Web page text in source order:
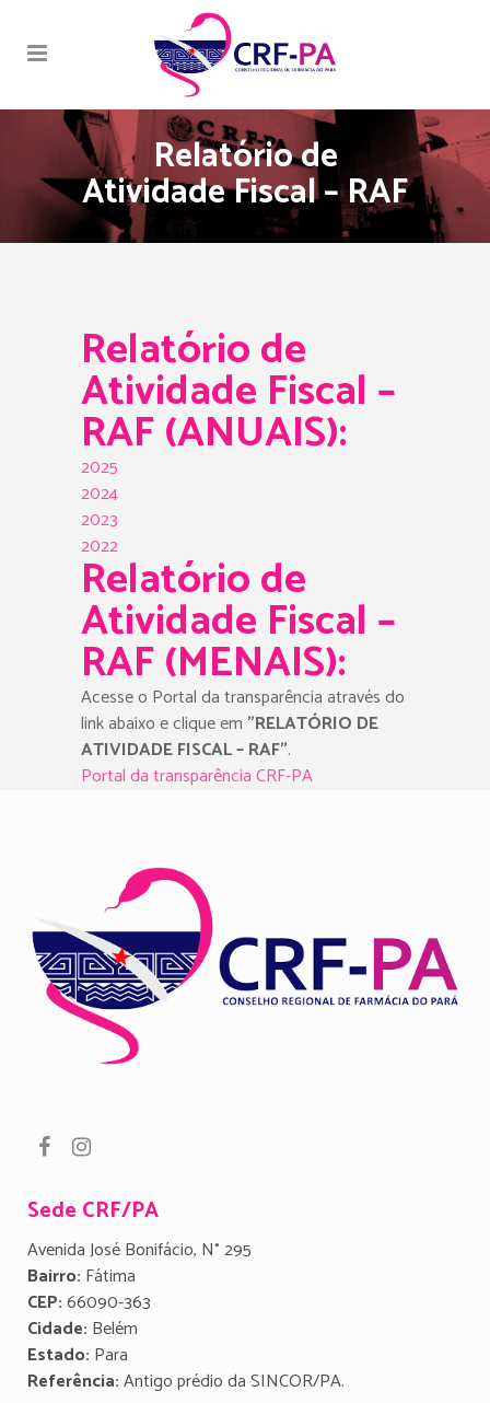
Relatório de
Atividade Fiscal – RAF
Relatório de
Atividade Fiscal –
RAF (ANUAIS):
2025
2024
2023
2022
Relatório de
Atividade Fiscal –
RAF (MENAIS):
Acesse o Portal da transparência através do
link abaixo e clique em ”RELATÓRIO DE
ATIVIDADE FISCAL – RAF”.
Portal da transparência CRF-PA
Sede CRF/PA
Avenida José Bonifácio, N° 295
Bairro: Fátima
CEP:66090-363
Cidade: Belém
Estado: Para
Referência:Antigo prédio da SINCOR/PA.